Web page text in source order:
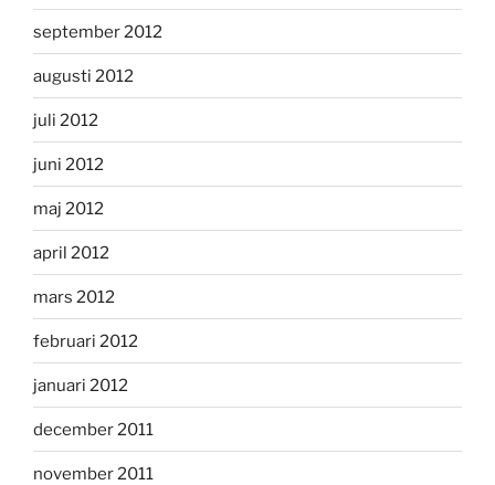
september 2012
augusti 2012
juli 2012
juni 2012
maj 2012
april 2012
mars 2012
februari 2012
januari 2012
december 2011
november 2011